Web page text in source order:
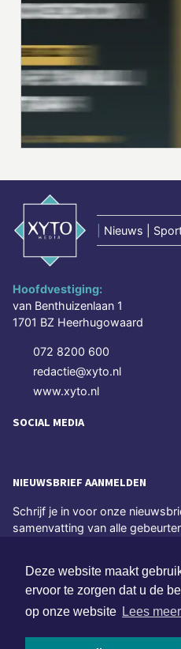
Deze website maakt
ervoor te zorgen dat u de
op onze website Lees meer
Nieuws |
Hoofdvestiging:
van Benthuizenlaan 1
1701 BZ Heerhugowaard
072 8200 600
redactie@xyto.nl
www.xyto.nl
SOCIAL MEDIA
NIEUWSBRIEF AANMELDEN
Schrijf je in voor onze
samenvatting van alle
Aanmelden
ONLINE DAGBLADEN